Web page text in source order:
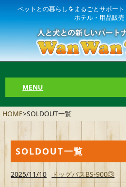
ペットとの暮らしをまるごとサポー
ホテル・用品販売
MENU
HOME>SOLDOUT一覧
SOLDOUT一覧
2025/11/10
ドッグバスBS-900③